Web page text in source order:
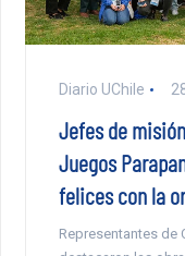
Diario UChile
Jefes de
Juegos
felices con la
Representantes de